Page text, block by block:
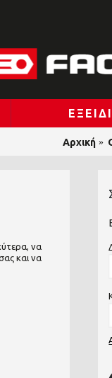
Αρχική
να
και να